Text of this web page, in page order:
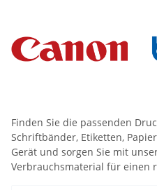
Finden Sie die passenden
Schriftbänder, Etiketten,
Gerät und sorgen Sie mit
Verbrauchsmaterial für einen